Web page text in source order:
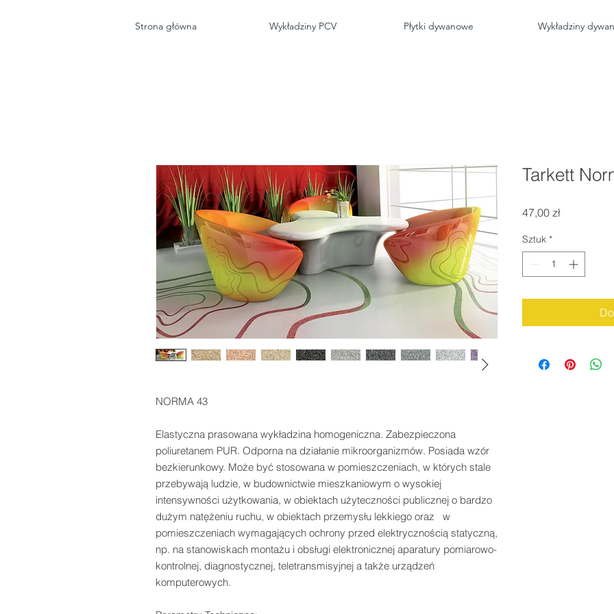
Strona główna Wykładziny PCV Płytki dywanowe Wykładziny
NORMA 43
Elastyczna prasowana wykładzina homogeniczna. Zabezpieczona
poliuretanem PUR. Odporna na działanie mikroorganizmów. Posiada wzór
bezkierunkowy. Może być stosowana w pomieszczeniach, w których stale
przebywają ludzie, w budownictwie mieszkaniowym o wysokiej
intensywności użytkowania, w obiektach użyteczności publicznej o bardzo
dużym natężeniu ruchu, w obiektach przemysłu lekkiego oraz   w
pomieszczeniach wymagających ochrony przed elektrycznością statyczną,
np. na stanowiskach montażu i obsługi elektronicznej aparatury pomiarowo-
kontrolnej, diagnostycznej, teletransmisyjnej a także urządzeń
komputerowych.
Tarkett
47,00 złCena
Sztuk *